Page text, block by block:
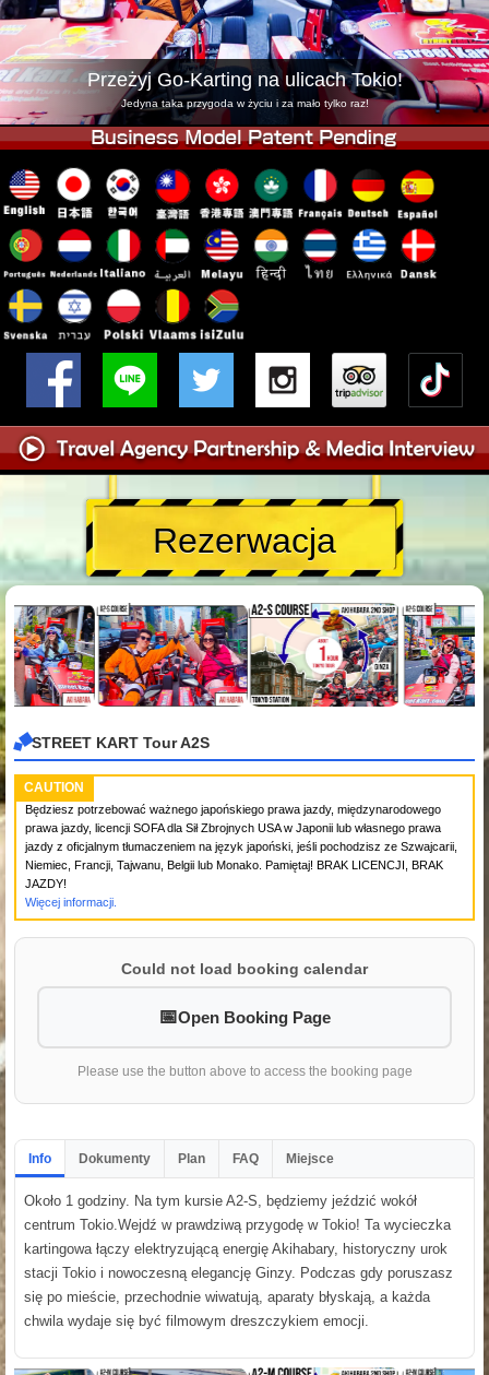
Tokyo Akihabara#2 Tokyo Shibuya
Tokyo Shibuya Annex Tokyo Bay
Tokyo Asakusa Osaka
Okinawa
Przeżyj Go-Karting na ulicach Tokio!
Jedyna taka przygoda w życiu i za mało tylko raz!
Rezerwacja
STREET KART Tour A2S
CAUTION
Będziesz potrzebować ważnego japońskiego prawa jazdy, międzynarodowego
prawa jazdy, licencji SOFA dla Sił Zbrojnych USA w Japonii lub własnego prawa
jazdy z oficjalnym tłumaczeniem na język japoński, jeśli pochodzisz ze Szwajcarii,
Niemiec, Francji, Tajwanu, Belgii lub Monako. Pamiętaj! BRAK LICENCJI, BRAK
JAZDY!
Więcej informacji.
Could not load booking calendar
Open Booking Page
Please use the button above to access the booking page
Info Dokumenty Plan FAQ Miejsce
Około 1 godziny. Na tym kursie A2-S, będziemy jeździć wokół
centrum Tokio.Wejdź w prawdziwą przygodę w Tokio! Ta wycieczka
kartingowa łączy elektryzującą energię Akihabary, historyczny urok
stacji Tokio i nowoczesną elegancję Ginzy. Podczas gdy poruszasz
się po mieście, przechodnie wiwatują, aparaty błyskają, a każda
chwila wydaje się być filmowym dreszczykiem emocji.